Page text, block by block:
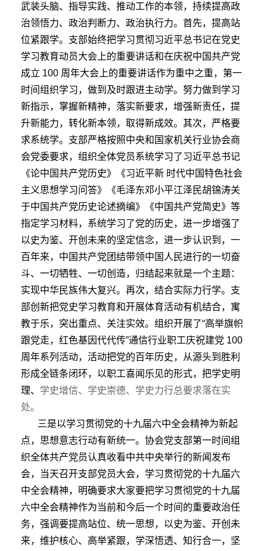
武装头脑、指导实践、推动工作的本领，持续提高政
治领悟力、政治判断力、政治执行力。首先，提高站
位紧跟学。支部始终把学习贯彻习近平总书记在党史
学习教育动员大会上的重要讲话和在庆祝中国共产党
成立 100 周年大会上的重要讲话作为重中之重，第一
时间组织学习，做到及时跟进主动学。努力做到学习
新指示，掌握新精神，落实新要求，增强新责任，提
升新能力，转化新本领，取得新成效。其次，严格要
求系统学。支部严格按照中央和国家机关行业协会商
会党委要求，组织全体党员系统学习了习近平总书记
《论中国共产党历史》《习近平新 时代中国特色社会
主义思想学习问答》《毛泽东邓小平江泽民胡锦涛关
于中国共产党历史论述摘编》《中国共产党简史》等
指定学习材料，系统学习了党的历史，进一步增强了
以史为鉴、开创未来的坚定信念，进一步认识到，一
百年来，中国共产党团结带领中国人民进行的一切奋
斗、一切牺牲、一切创造，归结起来就是一个主题：
实现中华民族伟大复兴。再次，结合实际力行学。支
部创新把党史学习教育和开展体育活动有机结合，寓
教于乐，突出重点、关注实效。组织开展了“高举旗帜
跟党走，红色基因代代传”通信行业职工庆祝建党 100
周年系列活动，活动把党的百年历史，从源头到胜利
形成全链条闭环，以职工喜闻乐见的形式，把学史明
理、 学史增信、学史崇德、学史力行总要求落在实
处。
三是以学习贯彻党的十九届六中全会精神为新起
点，思想意志行动有新统一。协会党支部第一时间组
织全体共产党员认真收看中共中央举行的新闻发布
会，当天召开支部党员大会，学习贯彻党的十九届六
中全会精神，明确要求大家要把学习贯彻党的十九届
六中全会精神作为当前和今后一个时间的重要政治任
务，强调要提高站位、统一思想，以史为鉴、开创未
来，维护核心、高举紧跟，学深悟透、知行合一，坚